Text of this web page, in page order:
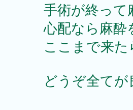
手術が終って
心配なら麻酔
ここまで来
どうぞ全て